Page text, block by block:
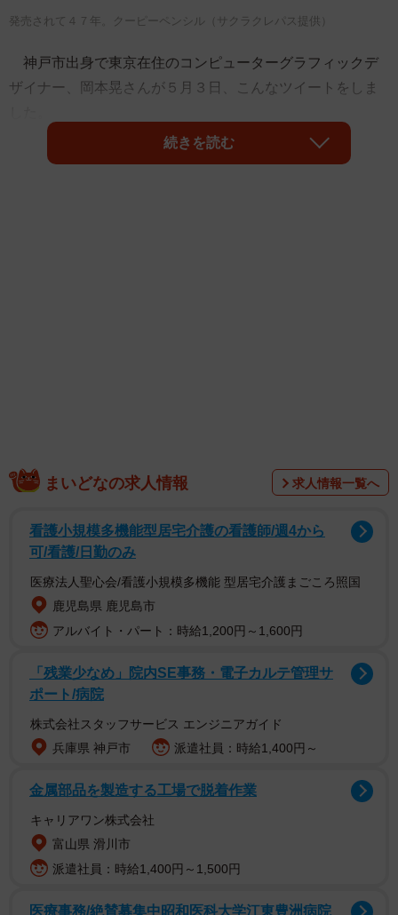
発売されて４７年。クーピーペンシル（サクラクレパス提供）
神戸市出身で東京在住のコンピューターグラフィックデ
ザイナー、岡本晃さんが５月３日、こんなツイートをしま
＜クーピーの横筋 ヘコミディティール部分 意味のあ
岡本晃さんのツイート
続きを読む
まいどなの求人情報 求人情報一覧へ
看護小規模多機能型居宅介護の看護師/週4から
可/看護/日勤のみ
医療法人聖心会/看護小規模多機能 型居宅介護まごころ照国
鹿児島県 鹿児島市
アルバイト・パート：時給1,200円～1,600円
「残業少なめ」院内SE事務・電子カルテ管理サ
ポート/病院
株式会社スタッフサービス エンジニアガイド
兵庫県 神戸市
派遣社員：時給1,400円～
金属部品を製造する工場で脱着作業
キャリアワン株式会社
富山県 滑川市
派遣社員：時給1,400円～1,500円
医療事務/絶賛募集中昭和医科大学江東豊洲病院